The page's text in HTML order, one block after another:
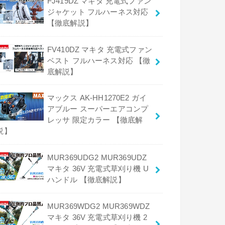
ジャケット フルハーネス対応
【徹底解説】
FV410DZ マキタ 充電式ファン
ベスト フルハーネス対応 【徹
底解説】
マックス AK-HH1270E2 ガイ
アブルー スーパーエアコンプ
レッサ 限定カラー 【徹底解
】
MUR369UDG2 MUR369UDZ
マキタ 36V 充電式草刈り機 U
ハンドル 【徹底解説】
MUR369WDG2 MUR369WDZ
マキタ 36V 充電式草刈り機 2